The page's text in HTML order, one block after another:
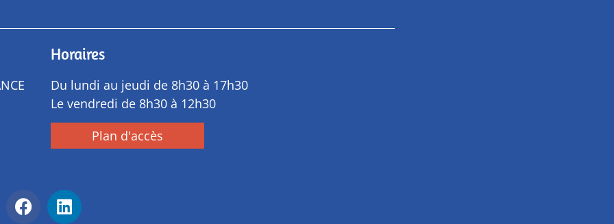
Horaires
Du lundi au jeudi de 8h30 à 17h30
Le vendredi de 8h30 à 12h30
Plan d'accès